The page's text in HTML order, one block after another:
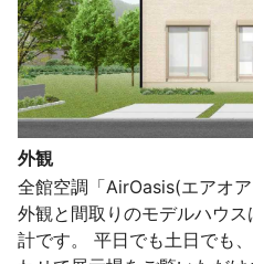
外観
全館空調「AirOasis(エアオ
外観と間取りのモデルハウ
計です。 平日でも土日でも